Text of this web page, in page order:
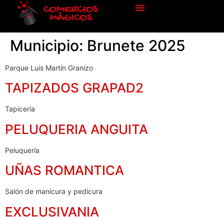
Municipio: Brunete 2025
Parque Luis Martín Granizo
TAPIZADOS GRAPAD2
Tapicería
PELUQUERIA ANGUITA
Peluquería
UÑAS ROMANTICA
Salón de manicura y pedicura
EXCLUSIVANIA